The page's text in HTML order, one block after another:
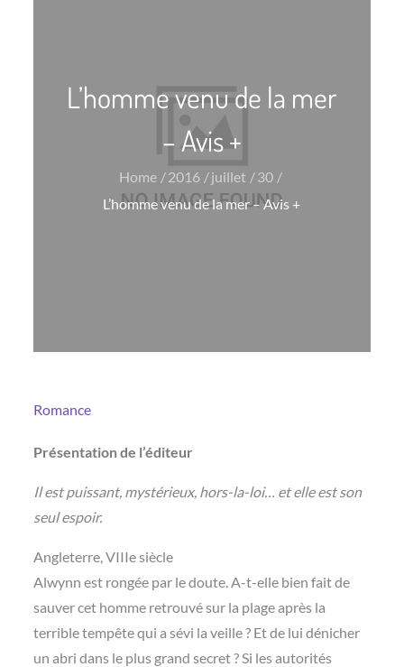
L’homme venu de la mer
– Avis +
Home 2016 juillet
30
L’homme venu de la mer – Avis +
Romance
Présentation de l’éditeur
Il est puissant, mystérieux, hors-la-loi… et elle est son
seul espoir.
Angleterre, VIIIe siècle
Alwynn est rongée par le doute. A-t-elle bien fait de
sauver cet homme retrouvé sur la plage après la
terrible tempête qui a sévi la veille ? Et de lui dénicher
un abri dans le plus grand secret ? Si les autorités